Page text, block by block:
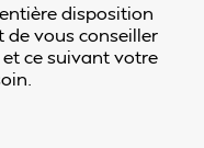
disposition
vous conseiller
ce suivant votre